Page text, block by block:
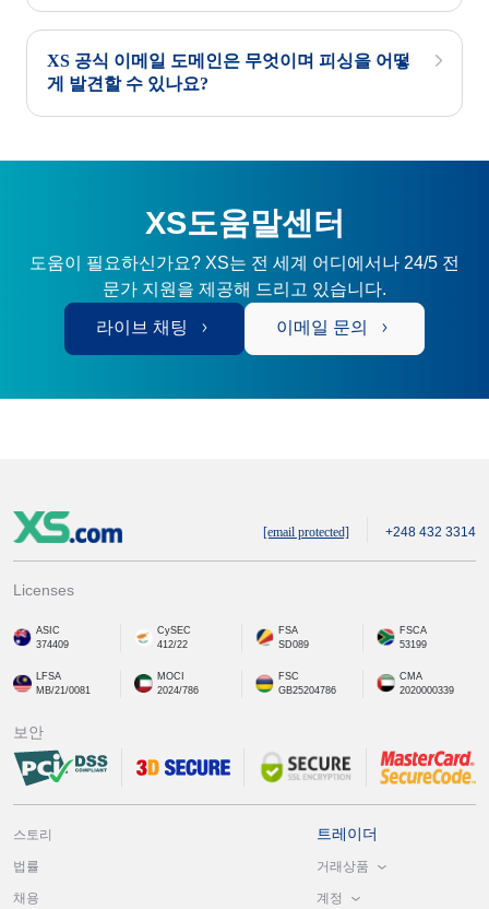
XS 공식 이메일 도메인은 무엇이며 피싱을 어떻
게 발견할 수 있나요?
XS도움말센터
도움이 필요하신가요? XS는 전 세계 어디에서나 24/5 전
문가 지원을 제공해 드리고 있습니다.
라이브 채팅 이메일 문의
[email protected] +248 432 3314
Licenses
ASIC
374409
CySEC
412/22
FSA
SD089
FSCA
53199
LFSA
MB/21/0081
MOCI
2024/786
FSC
GB25204786
CMA
2020000339
보안
스토리
법률
채용
트레이더
거래상품
계정